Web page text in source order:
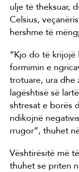
ulje të theksuar,
Celsius,
hershme të
“Kjo do të krijojë
formimin e
trotuare, ura dhe
lagështisë së
shtresat e borës
ndikojnë
rrugor”, thuhet
Vështirësitë më
thuhet se priten